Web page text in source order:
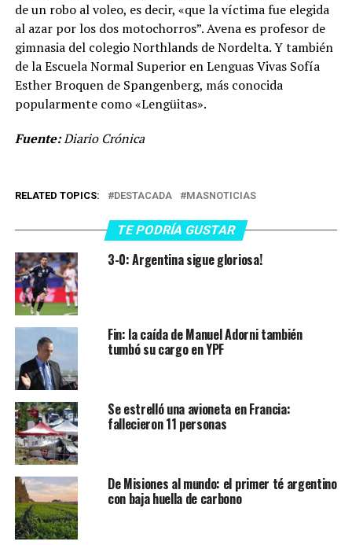
de un robo al voleo, es decir, «que la víctima fue elegida
al azar por los dos motochorros”. Avena es profesor de
gimnasia del colegio Northlands de Nordelta. Y también
de la Escuela Normal Superior en Lenguas Vivas Sofía
Esther Broquen de Spangenberg, más conocida
popularmente como «Lengüitas».
Fuente:Diario Crónica
RELATED TOPICS: DESTACADA MASNOTICIAS
TE PODRÍA GUSTAR
3-0: Argentina sigue gloriosa!
Fin: la caída de Manuel Adorni también
tumbó su cargo en YPF
Se estrelló una avioneta en Francia:
fallecieron 11 personas
De Misiones al mundo: el primer té argentino
con baja huella de carbono